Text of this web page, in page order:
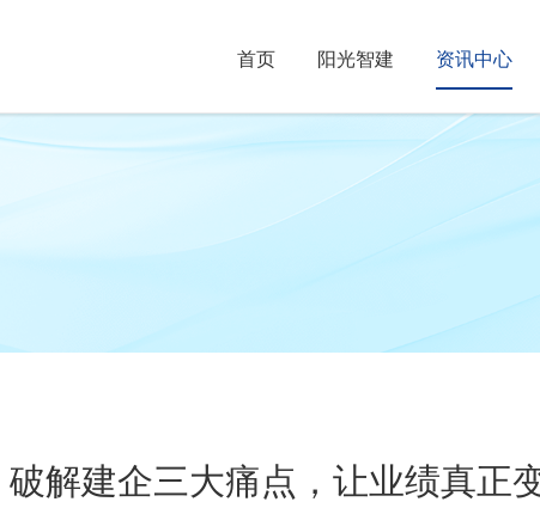
首页 阳光智建 资讯中心
解建企三大痛点，让业绩真正